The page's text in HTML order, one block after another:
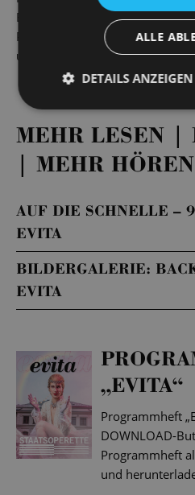
Eichenberger neu inszeniert,
Pippin – Die Kunst des Lebens
und Presse gleichermaßen
MEHR LESEN |
| MEHR HÖREN
AUF DIE SCHNELLE –
EVITA
BILDERGALERIE:
EVITA
„EVITA“
Programmheft
DOWNLOAD-
Programmheft
und
ALLE
DETAILS ANZEIGEN